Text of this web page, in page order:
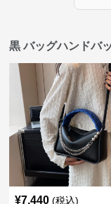
黒 バッグハンドバ
¥7,440 (税込)